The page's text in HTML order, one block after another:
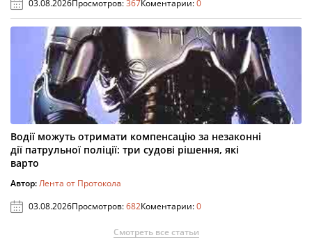
03.08.2026Просмотров:367Коментарии:0
Водії можуть отримати компенсацію за незаконні
дії патрульної поліції: три судові рішення, які
варто
Автор:Лента от Протокола
03.08.2026Просмотров:682Коментарии:0
Смотреть все статьи